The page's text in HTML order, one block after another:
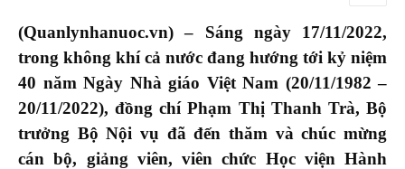
(Quanlynhanuoc.vn) – Sáng ngày 17/11/2022,
trong không khí cả nước đang hướng tới kỷ niệm
40 năm Ngày Nhà giáo Việt Nam (20/11/1982 –
20/11/2022), đồng chí Phạm Thị Thanh Trà, Bộ
trưởng Bộ Nội vụ đã đến thăm và chúc mừng
cán bộ, giảng viên, viên chức Học viện Hành